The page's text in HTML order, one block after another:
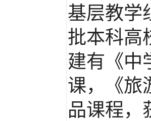
基层教学
批本科高
建有《中
课，《旅
品课程，